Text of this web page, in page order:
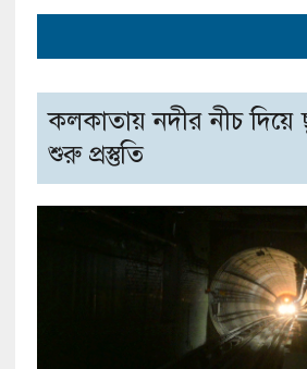
কলকাতায় নদীর নীচ দিয়ে
শুরু প্রস্তুতি